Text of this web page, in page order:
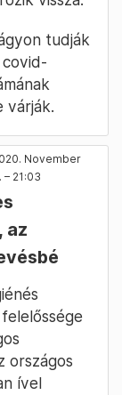
tudják
várják.
November
– 21:03
az
országos
ível